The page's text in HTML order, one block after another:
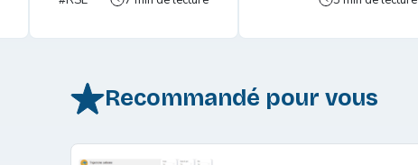
Recommandé pour vous